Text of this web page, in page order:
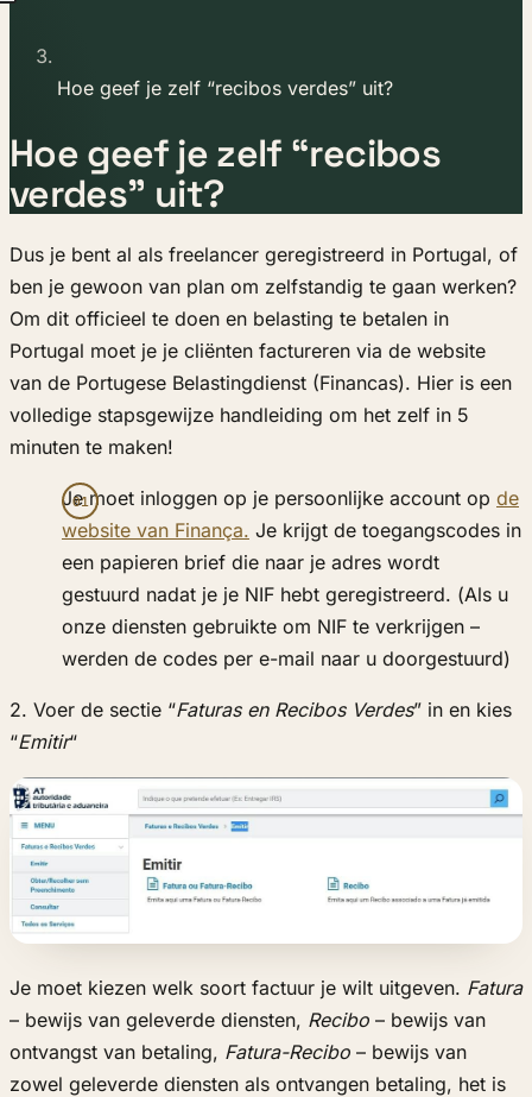
Hoe geef je zelf “recibos verdes” uit?
Hoe geef je zelf “recibos
verdes” uit?
Dus je bent al als freelancer geregistreerd in Portugal, of
ben je gewoon van plan om zelfstandig te gaan werken?
Om dit officieel te doen en belasting te betalen in
Portugal moet je je cliënten factureren via de website
van de Portugese Belastingdienst (Financas). Hier is een
volledige stapsgewijze handleiding om het zelf in 5
minuten te maken!
Je moet inloggen op je persoonlijke account op de
website van Finança. Je krijgt de toegangscodes in
een papieren brief die naar je adres wordt
gestuurd nadat je je NIF hebt geregistreerd. (Als u
onze diensten gebruikte om NIF te verkrijgen –
werden de codes per e-mail naar u doorgestuurd)
2. Voer de sectie “Faturas en Recibos Verdes” in en kies
“Emitir“
Je moet kiezen welk soort factuur je wilt uitgeven. Fatura
– bewijs van geleverde diensten, Recibo – bewijs van
ontvangst van betaling, Fatura-Recibo – bewijs van
zowel geleverde diensten als ontvangen betaling, het is